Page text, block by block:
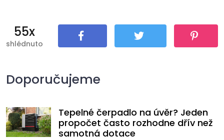
55x
shlédnuto
Doporučujeme
Tepelné čerpadlo na úvěr? Jeden
propočet často rozhodne dřív než
samotná dotace